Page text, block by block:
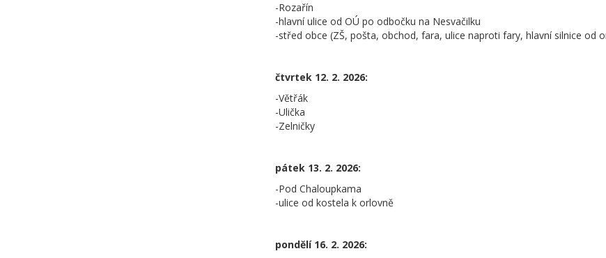
-Rozařín
-hlavní ulice od OÚ po odbočku na Nesvačilku
-střed obce (ZŠ, pošta, obchod, fara, ulice naproti fary, hlavní silnice od
čtvrtek 12. 2. 2026:
-Větřák
-Ulička
-Zelničky
pátek 13. 2. 2026:
-Pod Chaloupkama
-ulice od kostela k orlovně
pondělí 16. 2. 2026: